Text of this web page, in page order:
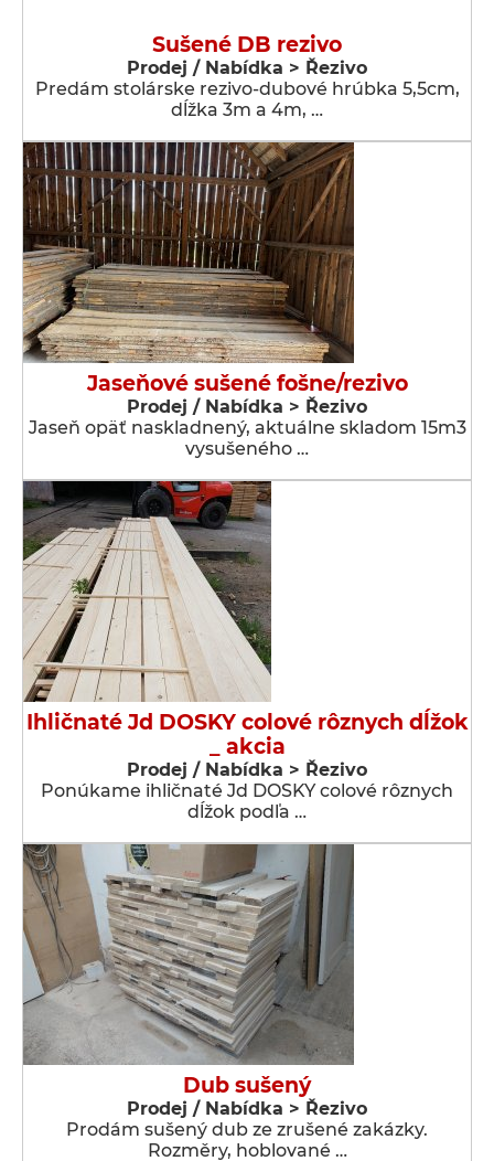
Sušené DB rezivo
Prodej / Nabídka > Řezivo
Predám stolárske rezivo-dubové hrúbka 5,5cm,
dĺžka 3m a 4m, …
Jaseňové sušené fošne/rezivo
Prodej / Nabídka > Řezivo
Jaseň opäť naskladnený, aktuálne skladom 15m3
vysušeného …
Ihličnaté Jd DOSKY colové rôznych dĺžok
_ akcia
Prodej / Nabídka > Řezivo
Ponúkame ihličnaté Jd DOSKY colové rôznych
dĺžok podľa …
Dub sušený
Prodej / Nabídka > Řezivo
Prodám sušený dub ze zrušené zakázky.
Rozměry, hoblované …